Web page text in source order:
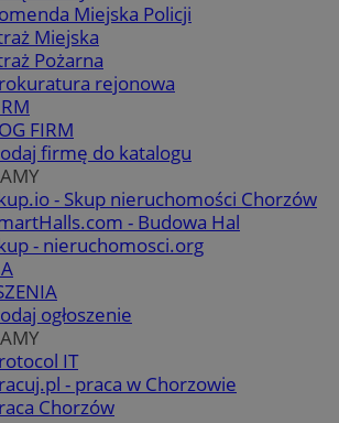
Miejska Policji
Miejska
Pożarna
rejonowa
FIRM
firmę do katalogu
- Skup nieruchomości Chorzów
- Budowa Hal
- nieruchomosci.org
ogłoszenie
IT
- praca w Chorzowie
Chorzów